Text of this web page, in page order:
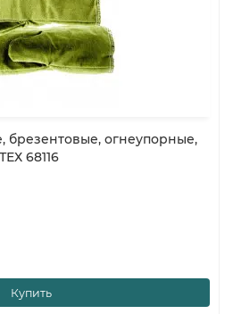
брезентовые, огнеупорные,
68116
Купить